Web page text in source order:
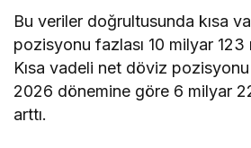
Bu veriler doğrultusunda kısa
pozisyonu fazlası 10 milyar
Kısa vadeli net döviz
2026 dönemine göre 6 milyar
arttı.